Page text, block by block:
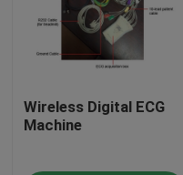
Company News
Mesin EKG Nirkabel
Wireless Digital ECG
Machine